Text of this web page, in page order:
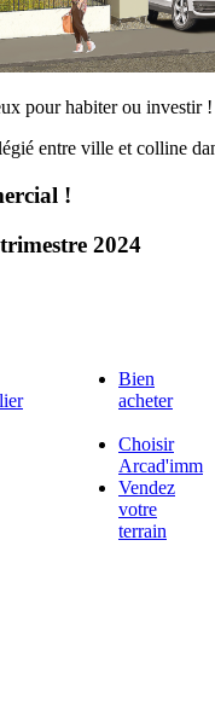
pour habiter ou investir !
entre ville et colline
!
trimestre 2024
Bien
acheter
Choisir
Arcad'imm
Vendez
votre
terrain